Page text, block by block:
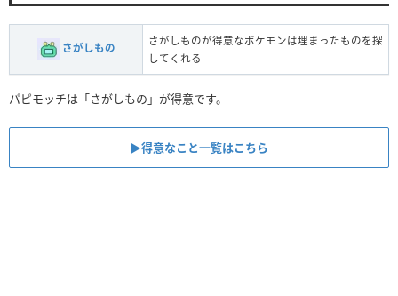
さがしもの
さがしものが得意なポケモンは埋まったものを探
してくれる
パピモッチは「さがしもの」が得意です。
▶︎得意なこと一覧はこちら